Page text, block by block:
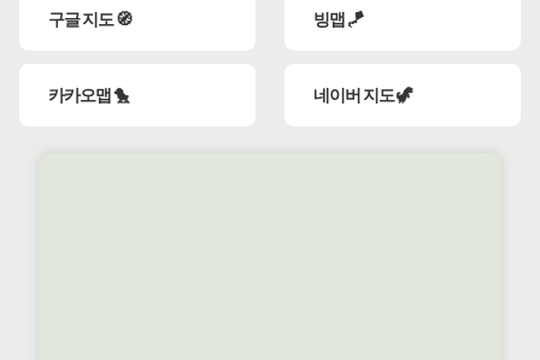
구글 지도 🧭 빙맵 🪁
카카오맵 🐤 네이버 지도 🦖